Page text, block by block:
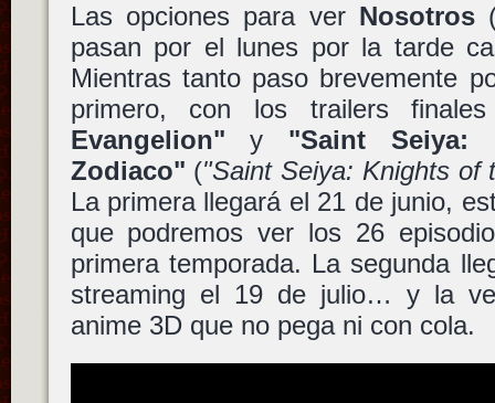
Las opciones para ver Nosotros
pasan por el lunes por la tarde
Mientras tanto paso brevemente
primero, con los trailers
Evangelion" y "Saint Seiya:
Zodiaco" ("Saint Seiya: Knights of
La primera llegará el 21 de junio,
que podremos ver los 26
primera temporada. La segunda
streaming el 19 de julio… y la
anime 3D que no pega ni con cola.